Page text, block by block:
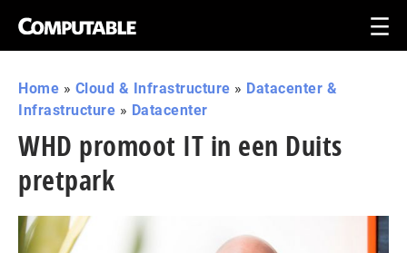
Home » Cloud & Infrastructure » Datacenter &
Infrastructure » Datacenter
WHD promoot IT in een Duits
pretpark